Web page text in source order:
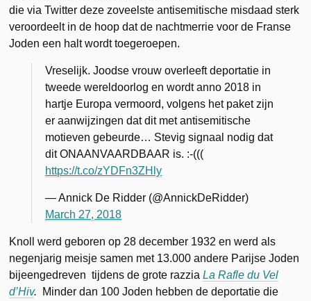
die via Twitter deze zoveelste antisemitische misdaad sterk
veroordeelt in de hoop dat de nachtmerrie voor de Franse
Joden een halt wordt toegeroepen.
Vreselijk. Joodse vrouw overleeft deportatie in
tweede wereldoorlog en wordt anno 2018 in
hartje Europa vermoord, volgens het paket zijn
er aanwijzingen dat dit met antisemitische
motieven gebeurde… Stevig signaal nodig dat
dit ONAANVAARDBAAR is. :-(((
https://t.co/zYDFn3ZHly
— Annick De Ridder (@AnnickDeRidder)
March 27, 2018
Knoll werd geboren op 28 december 1932 en werd als
negenjarig meisje samen met 13.000 andere Parijse Joden
bijeengedreven tijdens de grote razziaLa Rafle du Vel
d’Hiv. Minder dan 100 Joden hebben de deportatie die